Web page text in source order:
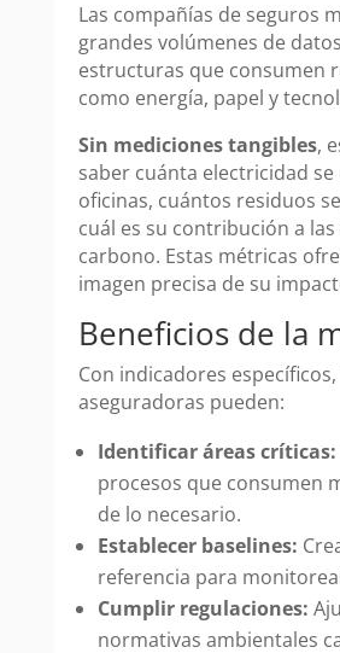
Las compañías de seguros
grandes volúmenes de
estructuras que consumen
como energía, papel y
Sin mediciones tangibles,
saber cuánta electricidad se
oficinas, cuántos residuos
cuál es su contribución a
carbono. Estas métricas
imagen precisa de su
Beneficios de la
Con indicadores específicos,
aseguradoras pueden:
Identificar áreas críticas:
procesos que consumen
de lo necesario.
Establecer baselines:
referencia para
Cumplir regulaciones:
normativas ambientales